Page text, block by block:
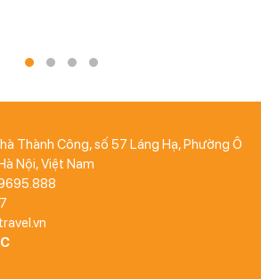
Thành Công, số 57 Láng Hạ, Phường Ô
Nội, Việt Nam